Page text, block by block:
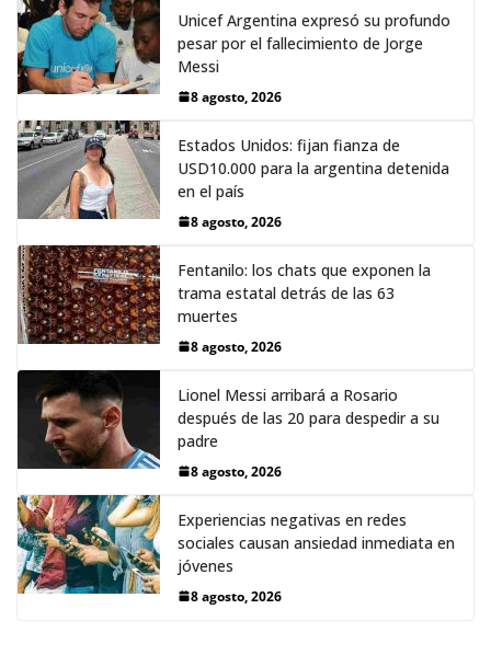
Unicef Argentina expresó su profundo
pesar por el fallecimiento de Jorge
Messi
8 agosto, 2026
Estados Unidos: fijan fianza de
USD10.000 para la argentina detenida
en el país
8 agosto, 2026
Fentanilo: los chats que exponen la
trama estatal detrás de las 63
muertes
8 agosto, 2026
Lionel Messi arribará a Rosario
después de las 20 para despedir a su
padre
8 agosto, 2026
Experiencias negativas en redes
sociales causan ansiedad inmediata en
jóvenes
8 agosto, 2026